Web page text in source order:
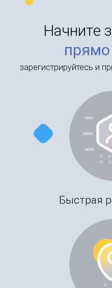
Начните
зарегистрируйтесь и
Быстрая